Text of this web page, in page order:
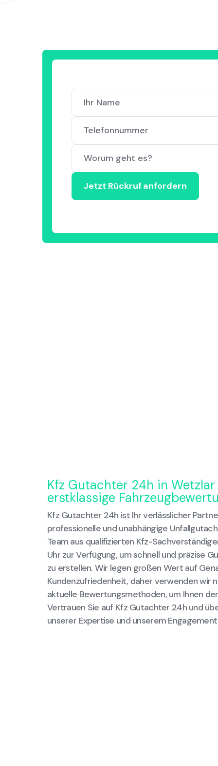
Kfz Gutachter 24h in
erstklassige
Kfz Gutachter 24h ist Ihr verlässlicher
professionelle und unabhängige
Team aus qualifizierten Kfz-
Uhr zur Verfügung, um schnell und präzise
zu erstellen. Wir legen großen Wert auf
Kundenzufriedenheit, daher verwenden wir
aktuelle Bewertungsmethoden, um Ihnen
Vertrauen Sie auf Kfz Gutachter 24h und
unserer Expertise und unserem